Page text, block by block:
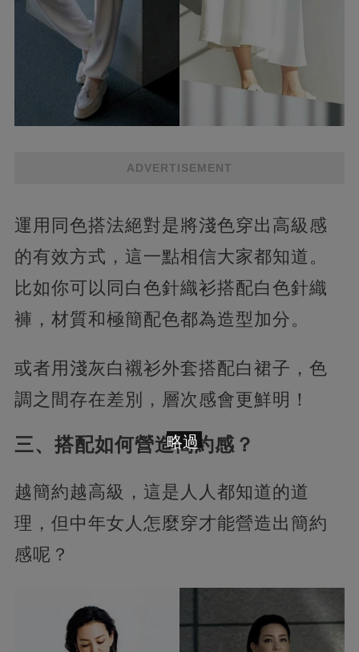
ADVERTISEMENT
運用同色搭法絕對是將淺色穿出高級感
的有效方式，這一點相信大家都知道。
比如你可以同白色針織衫搭配白色針織
褲，材質和極簡配色都為造型加分。
或者用淺灰白襯衫外套搭配白裙子，色
調之間存在差別，層次感會更鮮明！
三、搭配如何營造簡約感？
越簡約越高級，這是人人都知道的道
理，但中年女人怎麼穿才能營造出簡約
感呢？
略過